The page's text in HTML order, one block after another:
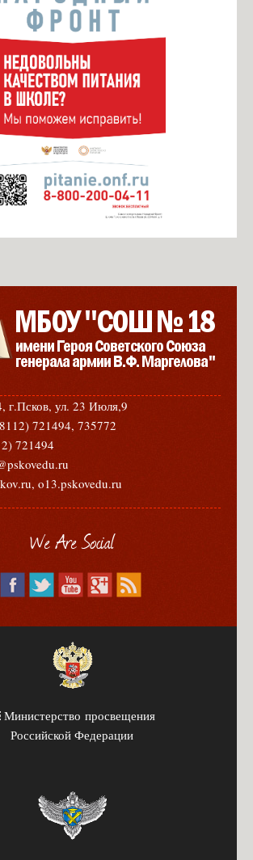
г.Псков, ул. 23 Июля,9
721494, 735772
721494
o13.pskovedu.ru
We Are Social
просвещения
Российской Федерации